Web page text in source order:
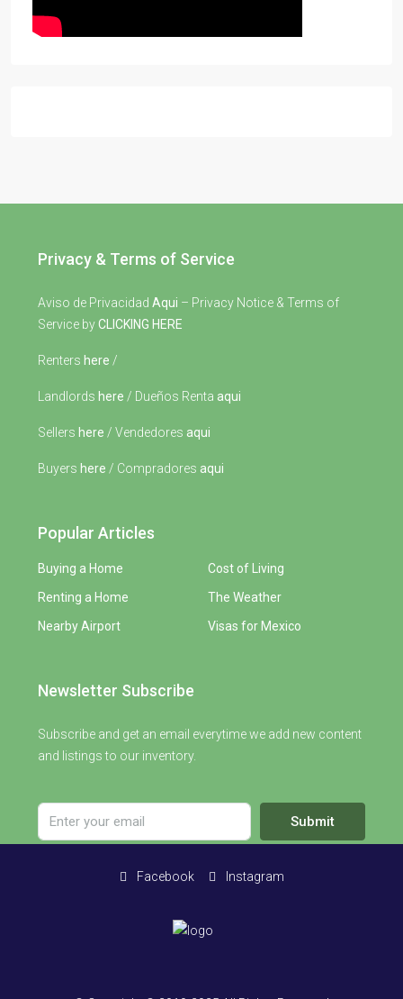
Privacy & Terms of Service
Aviso de Privacidad Aqui – Privacy Notice & Terms of
Service byCLICKING HERE
Renters here /
Landlords here / Dueños Renta aqui
Sellers here / Vendedores aqui
Buyers here / Compradores aqui
Popular Articles
Buying a Home
Renting a Home
Nearby Airport
Cost of Living
The Weather
Visas for Mexico
Newsletter Subscribe
Subscribe and get an email everytime we add new content
and listings to our inventory.
Submit
Facebook Instagram